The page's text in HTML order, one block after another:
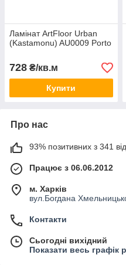
Ламінат ArtFloor Urban
(Kastamonu) AU0009 Porto
728 ₴/кв.м
Купити
Про нас
93% позитивних з 341
Працює з 06.06.2012
м. Харків
вул.Богдана
Контакти
Сьогодні вихідний
Показати весь графік